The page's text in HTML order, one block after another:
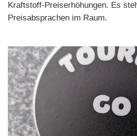
Kraftstoff-Preiserhöhungen. Es
Preisabsprachen im Raum.